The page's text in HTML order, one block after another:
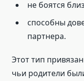
не боятся
способны
партнера.
Этот тип
чьи родители